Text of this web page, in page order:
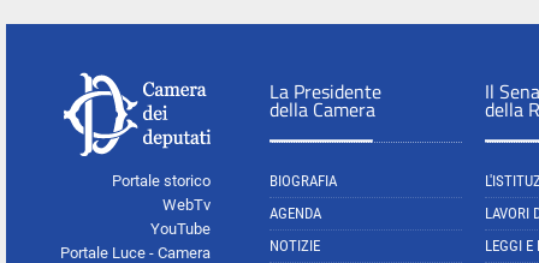
Portale storico
WebTv
YouTube
Portale Luce - Camera
La Presidente
della Camera
BIOGRAFIA
AGENDA
NOTIZIE
Il
della
LAVORI
LEGGI E